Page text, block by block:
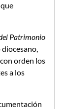
Patrimonio
diocesano,
orden los
a los